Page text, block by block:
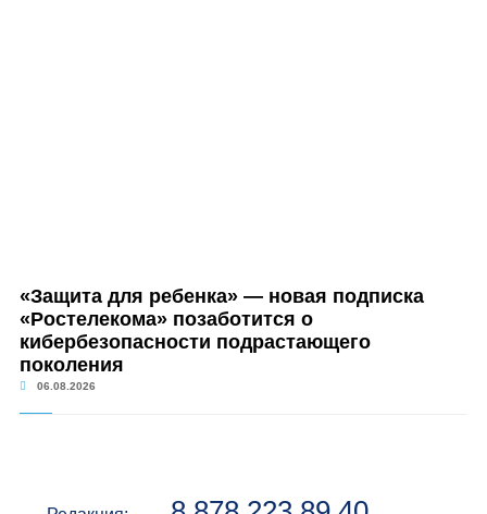
«Защита для ребенка» — новая подписка
«Ростелекома» позаботится о
кибербезопасности подрастающего
поколения
06.08.2026